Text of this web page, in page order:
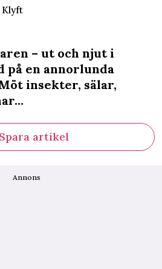
Klyft
– ut och njut i
på en annorlunda
insekter, sälar,
Spara artikel
Annons